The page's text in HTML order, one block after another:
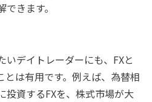
きます。
いデイトレーダーにも、FXと
とは有用です。例えば、為替相
投資するFXを、株式市場が大